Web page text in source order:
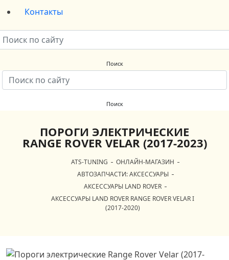
Контакты
ПОРОГИ ЭЛЕКТРИЧЕСКИЕ
RANGE ROVER VELAR (2017-2023)
ATS-TUNING
ОНЛАЙН-МАГАЗИН
АВТОЗАПЧАСТИ: АКСЕССУАРЫ
АКСЕССУАРЫ LAND ROVER
АКСЕССУАРЫ LAND ROVER RANGE ROVER VELAR I
(2017-2020)